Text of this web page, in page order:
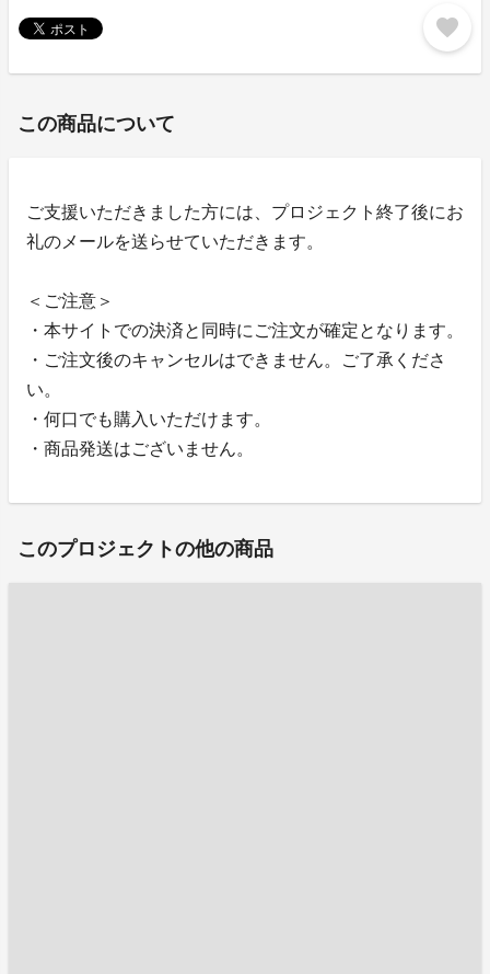
favorite
この商品について
ご支援いただきました方には、プロジェクト終了後にお
礼のメールを送らせていただきます。
＜ご注意＞
・本サイトでの決済と同時にご注文が確定となります。
・ご注文後のキャンセルはできません。ご了承くださ
い。
・何口でも購入いただけます。
・商品発送はございません。
このプロジェクトの他の商品